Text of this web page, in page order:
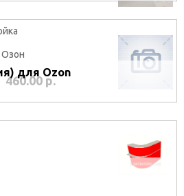
для Ozon
Озон
460.00 р.